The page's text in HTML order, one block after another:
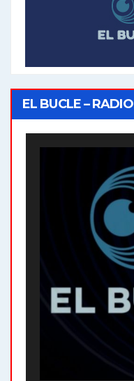
EL BUCLE – RADIO